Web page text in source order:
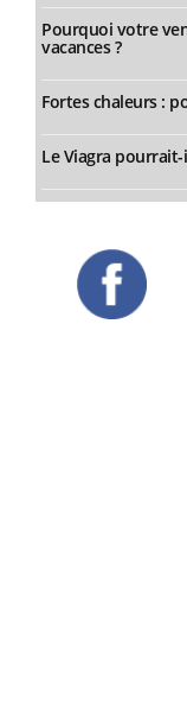
Pourquoi votre
vacances ?
Fortes chaleurs :
Le Viagra